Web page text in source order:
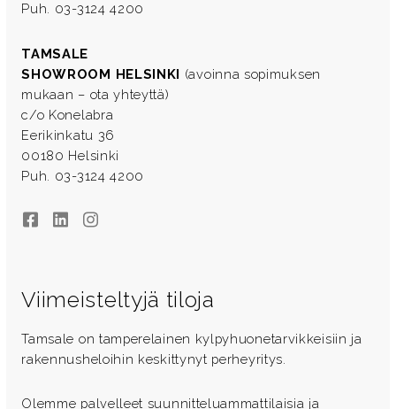
Puh. 03-3124 4200
TAMSALE
SHOWROOM HELSINKI (avoinna sopimuksen
mukaan – ota yhteyttä)
c/o Konelabra
Eerikinkatu 36
00180 Helsinki
Puh. 03-3124 4200
FacebookLinkedInInstagram
Viimeisteltyjä tiloja
Tamsale on tamperelainen kylpyhuonetarvikkeisiin ja
rakennusheloihin keskittynyt perheyritys.
Olemme palvelleet suunnitteluammattilaisia ja